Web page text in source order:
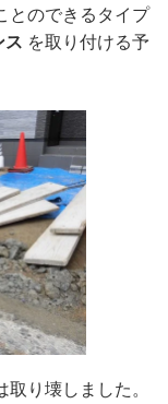
とのできるタイプ
ス を取り付ける予
取り壊しました。